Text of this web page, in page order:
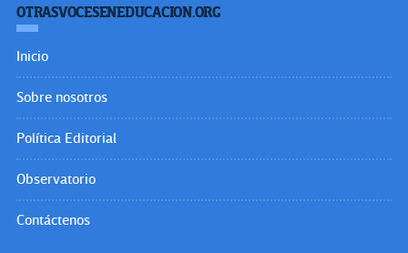
OTRASVOCESENEDUCACION.ORG
Inicio
Sobre nosotros
Política Editorial
Observatorio
Contáctenos